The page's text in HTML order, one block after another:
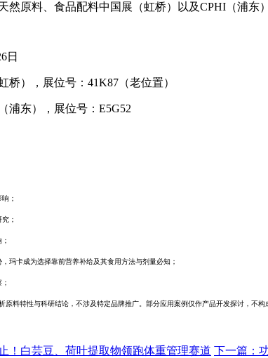
然原料、食品配料中国展（虹桥）以及CPHI（浦东
日
桥），展位号：41K87（老位置）
浦东），展位号：E5G52
；
；
玛卡成为选择靠前营养补给及其食用方法与剂量必知；
料特性与科研结论，不涉及特定品牌推广。部分应用案例仅作产品开发探讨，不构
！白芸豆、荷叶提取物领跑体重管理赛道 下一篇：